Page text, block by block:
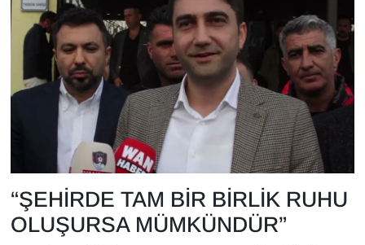
“ŞEHİRDE TAM BİR BİRLİK RUHU
OLUŞURSA MÜMKÜNDÜR”
Turizm
VAN'DA SPOR
Vasıta
YAŞAM
YEREL